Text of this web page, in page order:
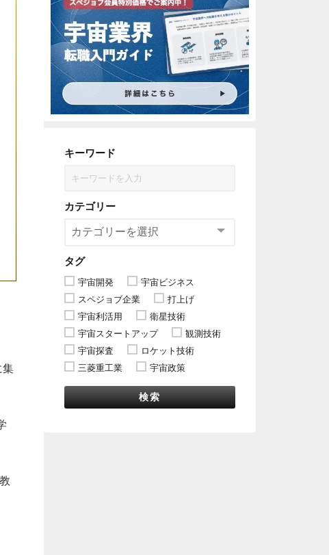
集
キーワード
カテゴリー
タグ
宇宙開発
宇宙ビジネス
スペジョブ企業
打上げ
宇宙利活用
衛星技術
宇宙スタートアップ
観測技術
宇宙探査
ロケット技術
三菱重工業
宇宙政策
検索